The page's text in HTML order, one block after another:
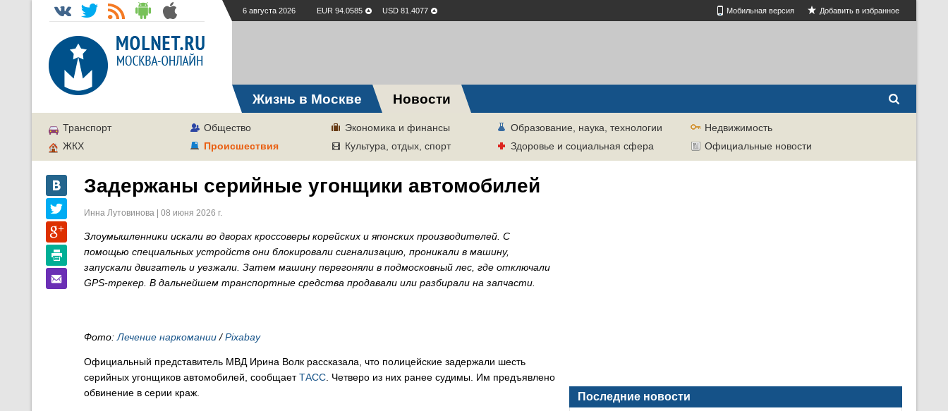
6 августа 2026 EUR 94.0585 USD 81.4077 Мобильная версия Добавить в избранное
Жизнь в Москве Новости
Транспорт Общество Экономика и финансы Образование, наука, технологии
Недвижимость
ЖКХ
Происшествия Культура, отдых, спорт Здоровье и социальная сфера Официальные новости
Задержаны серийные угонщики автомобилей
Инна Лутовинова | 08 июня 2026 г.
Злоумышленники искали во дворах кроссоверы корейских и японских производителей. С
помощью специальных устройств они блокировали сигнализацию, проникали в машину,
запускали двигатель и уезжали. Затем машину перегоняли в подмосковный лес, где отключали
GPS-трекер. В дальнейшем транспортные средства продавали или разбирали на запчасти.
Фото: Лечение наркомании/Pixabay
Официальный представитель МВД Ирина Волк рассказала, что полицейские задержали шесть
серийных угонщиков автомобилей, сообщаетТАСС . Четверо из них ранее судимы. Им предъявлено
обвинение в серии краж.
Последние новости